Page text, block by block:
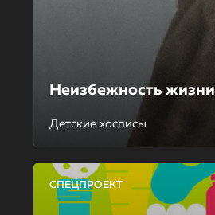
Неизбежность жизни
Детские хосписы
СПЕЦПРОЕКТ